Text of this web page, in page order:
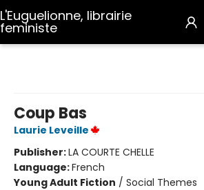
L'Euguelionne, librairie
feministe
Coup Bas
Laurie Leveille
Publisher:LA COURTE CHELLE
Language:French
Young Adult Fiction / Social Themes